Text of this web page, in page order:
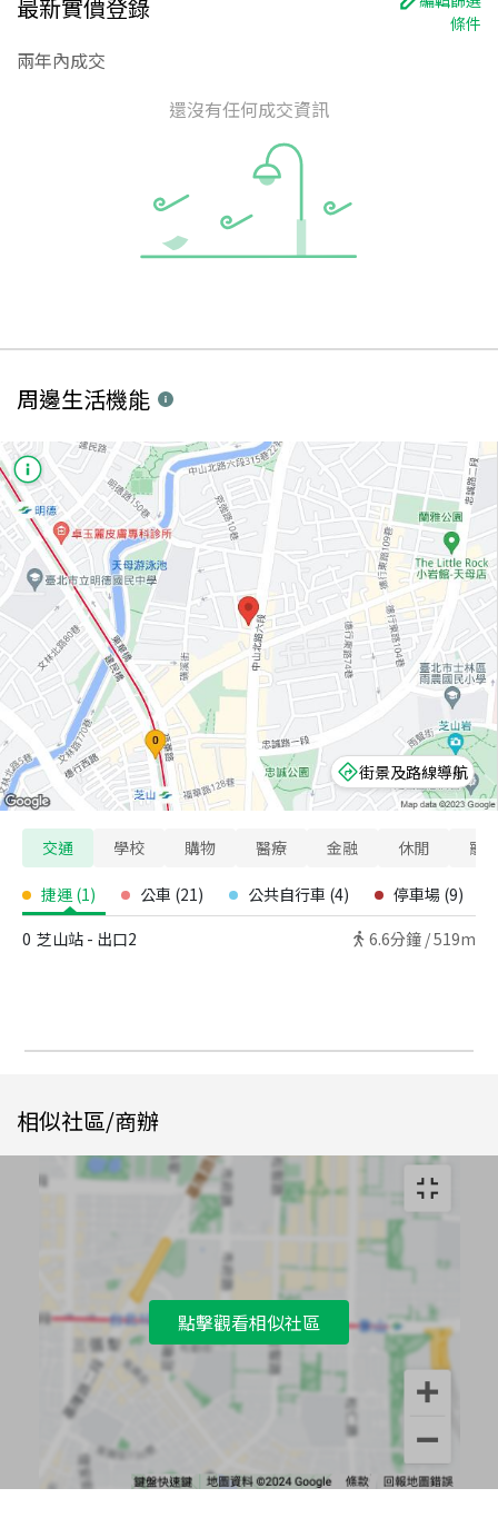
最新實價登錄
條件
兩年內成交
還沒有任何成交資訊
周邊生活機能
街景及路線導航
交通 學校 購物 醫療 金融 休閒 寵
捷運 (1) 公車 (21) 公共自行車 (4) 停車場 (9)
0 芝山站 - 出口2 6.6分鐘 /519m
相似社區/商辦
點擊觀看相似社區